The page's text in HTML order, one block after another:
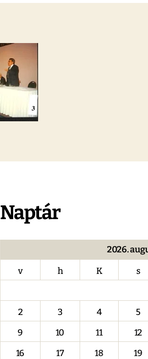
Naptár
2026.
v
h K s
2
3 4 5
9
10 11 12
16
17 18 19